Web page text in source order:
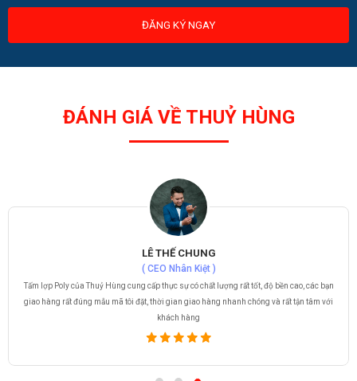
ĐĂNG KÝ NGAY
ĐÁNH GIÁ VỀ THUỶ HÙNG
LÊ THẾ CHUNG
( CEO Nhân Kiệt )
Tấm lợp Poly của Thuỷ Hùng cung cấp thực sự có chất lượng rất tốt, độ bền cao, các bạn
giao hàng rất đúng mẫu mã tôi đặt, thời gian giao hàng nhanh chóng và rất tận tâm với
khách hàng